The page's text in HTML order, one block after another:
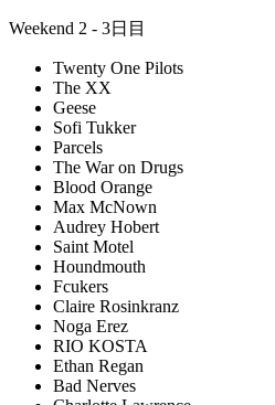
Weekend 2 - 3日目
Twenty One Pilots
The XX
Geese
Sofi Tukker
Parcels
The War on Drugs
Blood Orange
Max McNown
Audrey Hobert
Saint Motel
Houndmouth
Fcukers
Claire Rosinkranz
Noga Erez
RIO KOSTA
Ethan Regan
Bad Nerves